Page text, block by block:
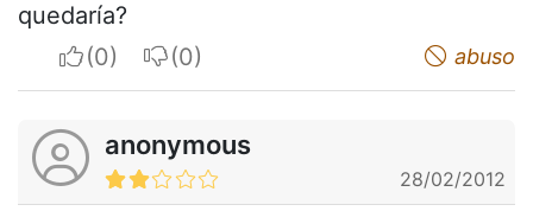
quedaría?
I apreciateI do not appreciate abuso
anonymous
28/02/2012